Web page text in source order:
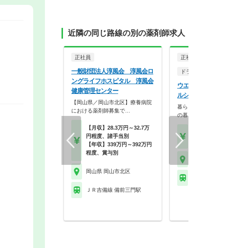
近隣の同じ路線の別の薬剤師求人
正社員
一般財団法人淳風会 淳風会ロ
ングライフホスピタル 淳風会
健康管理センター
【岡山県／岡山市北区】療養病院
における薬剤師募集で…
【月収】28.3万円～32.7万
円程度、諸手当別
【年収】339万円～392万円
程度、賞与別
岡山県 岡山市北区
ＪＲ吉備線 備前三門駅
正社員
ドラッグストア（調剤併設
ウエルシア薬局株式会社
ルシア岡山奉還町店
暮らしを支える仕事だから、
の暮らしも大切に。業…